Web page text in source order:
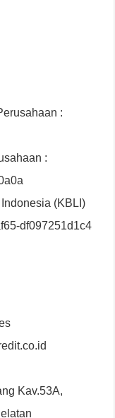
:
:
(KBLI)
df097251d1c4
Kav.53A,